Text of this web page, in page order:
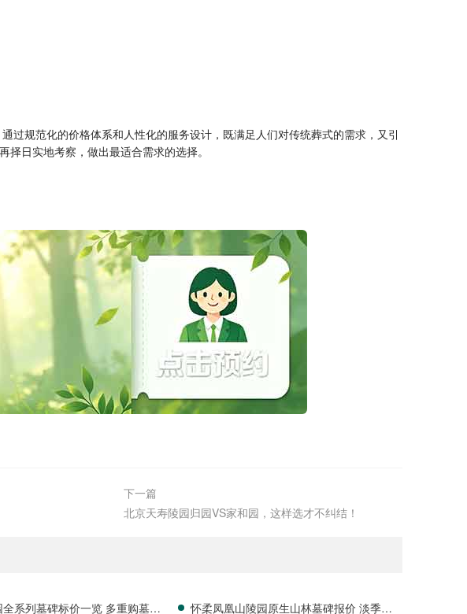
过规范化的价格体系和人性化的服务设计，既满足人们对传统葬式的需求，又引
日实地考察，做出最适合需求的选择。
下一篇
北京天寿陵园归园VS家和园，这样选才不纠结！
全系列墓碑标价一览 多重购墓优 怀柔凤凰山陵园原生山林墓碑报价 淡季专